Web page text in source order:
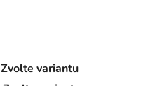
Zvolte variantu